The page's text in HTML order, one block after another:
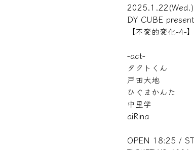
2025.1.22(Wed.)
DY CUBE
【不変的変化-4-】
-act-
タクトくん
戸田大地
ひぐまかんた
中里学
aiRina
OPEN 18:25 /